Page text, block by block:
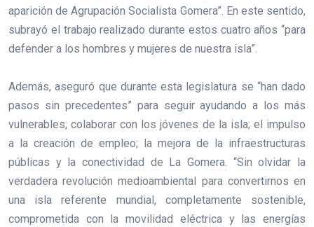
aparición de Agrupación Socialista Gomera”. En este sentido,
subrayó el trabajo realizado durante estos cuatro años “para
defender a los hombres y mujeres de nuestra isla”.
Además, aseguró que durante esta legislatura se “han dado
pasos sin precedentes” para seguir ayudando a los más
vulnerables; colaborar con los jóvenes de la isla; el impulso
a la creación de empleo; la mejora de la infraestructuras
públicas y la conectividad de La Gomera. “Sin olvidar la
verdadera revolución medioambiental para convertirnos en
una isla referente mundial, completamente sostenible,
comprometida con la movilidad eléctrica y las energías